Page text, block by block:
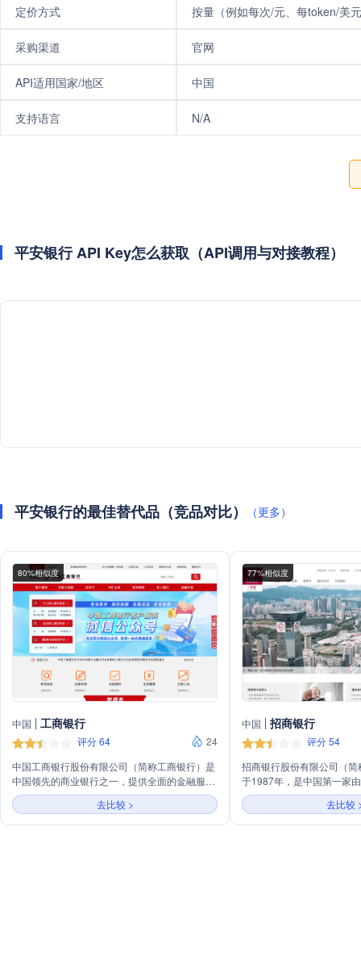
定价方式 按量（例如每次/元、每token/美
采购渠道 官网
API适用国家/地区 中国
支持语言 N/A
平安银行 API Key怎么获取（API调用与对接教程）
平安银行的最佳替代品（竞品对比） （更多）
80%相似度
中国 工商银行
评分 64
24
中国工商银行股份有限公司（简称工商银行）是
中国领先的商业银行之一，提供全面的金融服
务。工商银行的业务范围广泛，包括个人金融、
公司金融、资产管理、私人银行和金融市场等。
作为一家综合性银行，工商银行致力于为客户提
去比较 >
77%相似度
中国 招商银行
评分 54
招商银行股份有限公司（简
于1987年，是中国第一家
行，总部位于深圳。招商
称，推出了多项行业领先
“一卡通”、“一网通”等。作
去比较